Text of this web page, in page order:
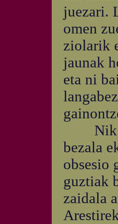
juezari.
omen
ziolarik
jaunak
eta ni
Nik
bezala
obsesio
guztiak
zaidala